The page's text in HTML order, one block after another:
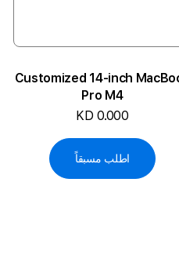
Customized 14-inch
Pro M4
KD 0.000
اطلب مسبقاً